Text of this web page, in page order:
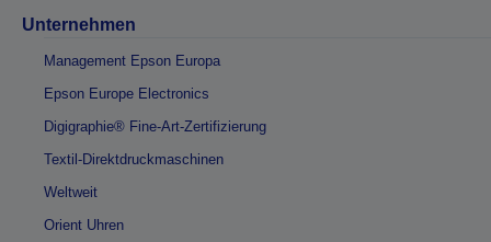
Unternehmen
Management Epson Europa
Epson Europe Electronics
Digigraphie® Fine-Art-Zertifizierung
Textil-Direktdruckmaschinen
Weltweit
Orient Uhren